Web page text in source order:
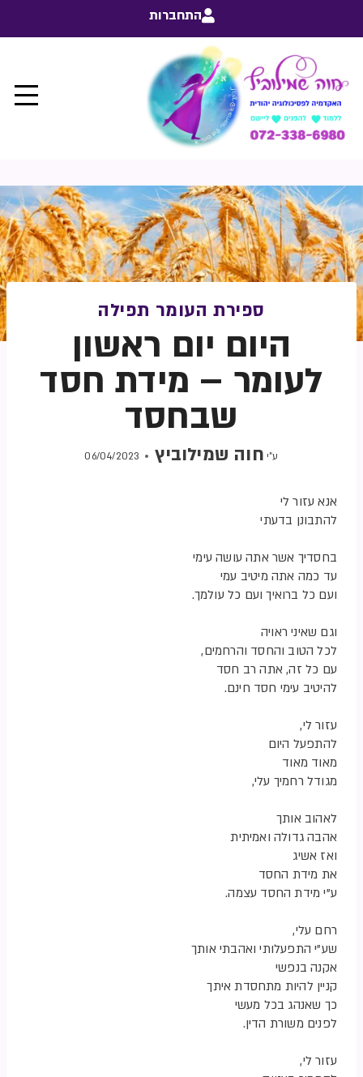
התחברות
ספירת העומר תפילה
היום יום ראשון
לעומר – מידת חסד
שבחסד
ע"י חוה שמילוביץ 06/04/2023
אנא עזור לי
להתבונן בדעתי
בחסדיך אשר אתה עושה עימי
עד כמה אתה מיטיב עמי
ועם כל ברואיך ועם כל עולמך.
וגם שאיני ראויה
לכל הטוב והחסד והרחמים,
עם כל זה, אתה רב חסד
להיטיב עימי חסד חינם.
עזור לי,
להתפעל היום
מאוד מאוד
מגודל רחמיך עלי,
לאהוב אותך
אהבה גדולה ואמיתית
ואז אשיג
את מידת החסד
ע”י מידת החסד עצמה.
רחם עלי,
שע”י התפעלותי ואהבתי אותך
אקנה בנפשי
קניין להיות מתחסדת איתך
כך שאנהג בכל מעשי
לפנים משורת הדין.
עזור לי,